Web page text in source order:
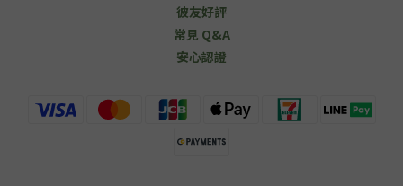
彼友好評
常見 Q&A
安心認證